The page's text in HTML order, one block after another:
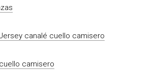
canalé cuello camisero